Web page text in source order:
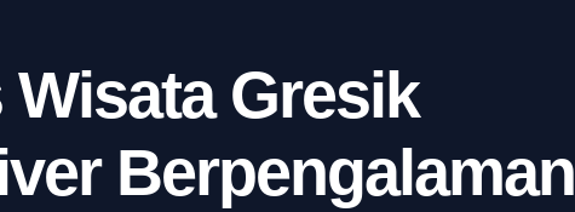
Gresik
Berpengalaman